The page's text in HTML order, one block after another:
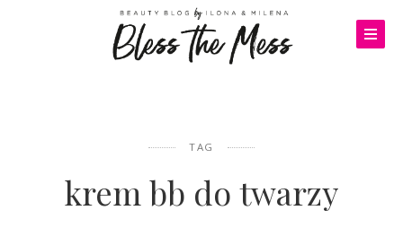
TAG
krem bb do twarzy